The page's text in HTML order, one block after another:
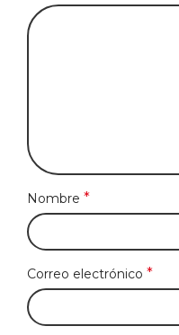
Nombre *
Correo electrónico *